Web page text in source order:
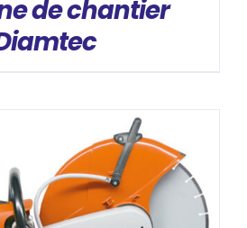
de chantier